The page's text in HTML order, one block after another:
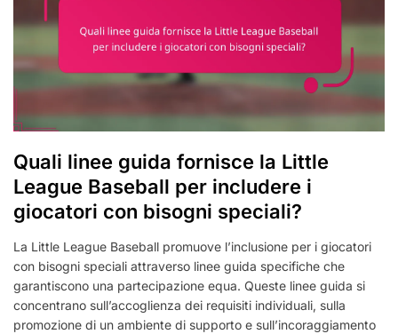
Quali linee guida fornisce la Little
League Baseball per includere i
giocatori con bisogni speciali?
La Little League Baseball promuove l’inclusione per i giocatori
con bisogni speciali attraverso linee guida specifiche che
garantiscono una partecipazione equa. Queste linee guida si
concentrano sull’accoglienza dei requisiti individuali, sulla
promozione di un ambiente di supporto e sull’incoraggiamento